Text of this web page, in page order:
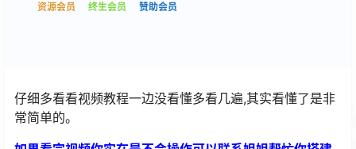
资源会员
终生会员 赞助会员
仔细多看看视频教程一边没看懂多看几遍,其实看懂了是非
常简单的。